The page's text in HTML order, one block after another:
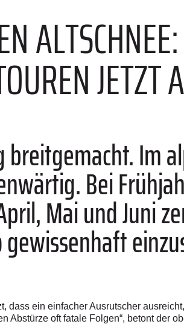
JETZT
Im
Bei
Mai und Juni
dass ein einfacher Ausrutscher
Abstürze oft fatale Folgen“, betont der